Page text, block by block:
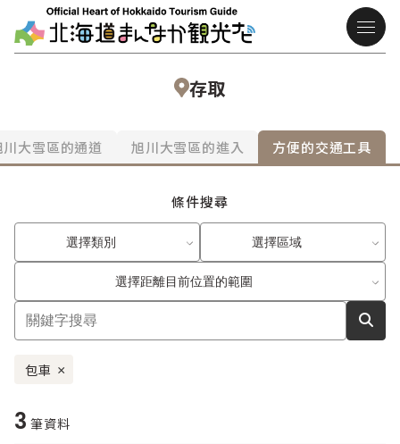
存取
大雪區的通道 旭川大雪區的進入 方便的交通工具
條件搜尋
選擇類別 選擇區域
選擇距離目前位置的範圍
包車 ×
3 筆資料